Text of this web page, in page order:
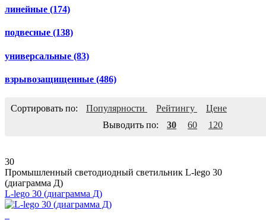
линейные (174)
подвесные (138)
универсальные (83)
взрывозащищенные (486)
Сортировать по: Популярности Рейтингу
Цене
Выводить по:
30 60 120
30
Промышленный светодиодный светильник L-lego 30
(диаграмма Д)
L-lego 30 (диаграмма Д)